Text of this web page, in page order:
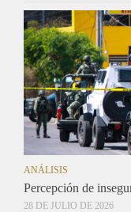
ANÁLISIS
Percepción de
28 DE JULIO DE 2026